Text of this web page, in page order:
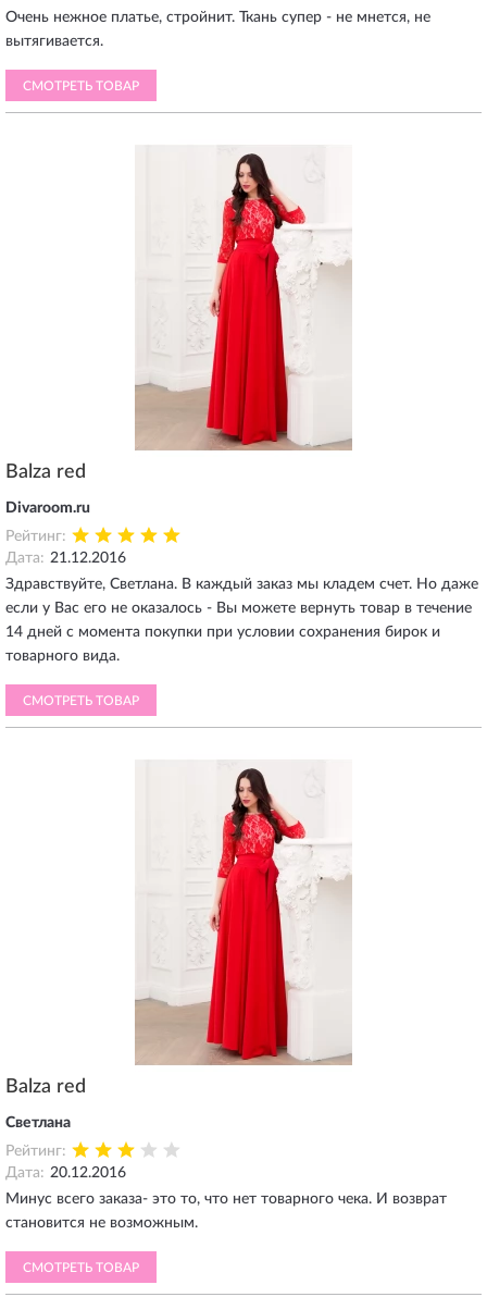
Очень нежное платье, стройнит. Ткань супер - не мнется, не
вытягивается.
СМОТРЕТЬ ТОВАР
Balza red
Divaroom.ru
Рейтинг:
Дата: 21.12.2016
Здравствуйте, Светлана. В каждый заказ мы кладем счет. Но даже
если у Вас его не оказалось - Вы можете вернуть товар в течение
14 дней с момента покупки при условии сохранения бирок и
товарного вида.
СМОТРЕТЬ ТОВАР
Balza red
Светлана
Рейтинг:
Дата: 20.12.2016
Минус всего заказа- это то, что нет товарного чека. И возврат
становится не возможным.
СМОТРЕТЬ ТОВАР